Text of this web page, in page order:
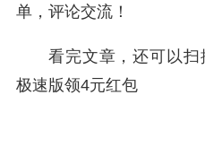
单，评论交流！
看完文章，还可以
极速版领4元红包